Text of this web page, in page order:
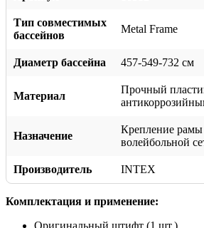
Тип совместимых
бассейнов
Metal Frame
Диаметр бассейна 457-549-732 см
Материал
Прочный
Назначение
Крепление рамы
волейбольной
Производитель INTEX
Комплектация и применение: